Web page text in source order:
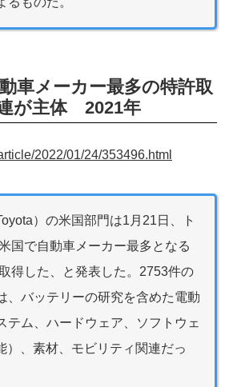
車メーカー最多の特許取
が主体 2021年
2022/01/24/353496.html
）の米国部門は1月21日、ト
国で自動車メーカー最多となる
得した、と発表した。2753件の
、バッテリーの研究を含めた電動
テム、ハードウェア、ソフトウェ
）、素材、モビリティ関連だっ